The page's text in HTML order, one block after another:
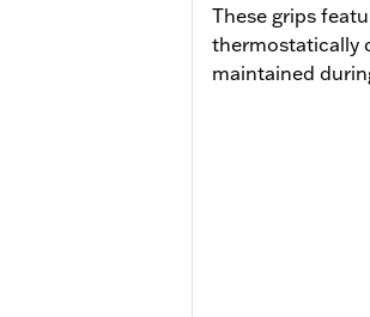
These grips
thermostatically
maintained